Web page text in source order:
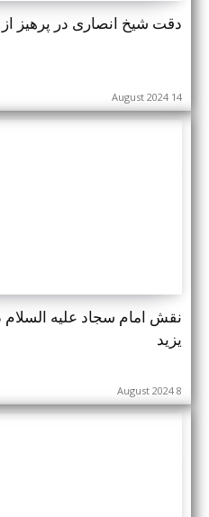
دقت شیخ انصاری در پرهیز
14 August 2024
نقش امام سجاد علیه
یزید
8 August 2024